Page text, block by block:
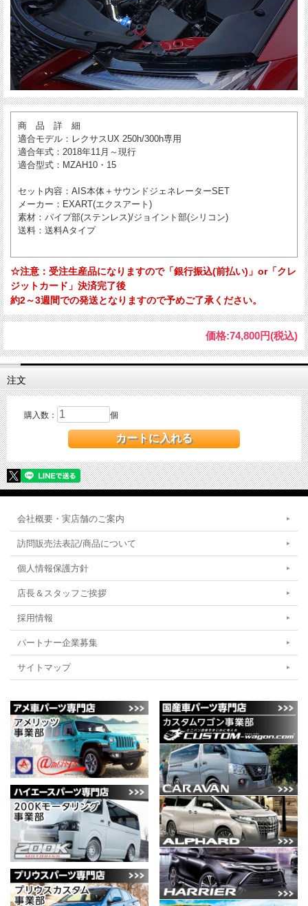
商 品 詳 細
適合モデル ：レクサスUX 250h/300h専用
適合年式 ：2018年11月～現行
適合型式 ：MZAH10・15
セット内容 ：AIS本体＋サウンドジェネレーターSET
メーカー ：EXART(エクスアート)
素材 ：パイプ部(ステンレス)/ジョイント部(シリコン)
送料 ：送料Aタイプ
☆注意：受注生産品になりますので「銀行振込(前払い)」or「クレ
ジットカード」決済完了後
約2～3週間での発送となりますので予めご了承ください。
価格:74,800円(税込)
注文
購入数： 個
会社概要・実店舗のご案内
訪問販売法表記/商品について
個人情報保護方針
店長＆スタッフご挨拶
採用情報
パートナー企業募集
サイトマップ